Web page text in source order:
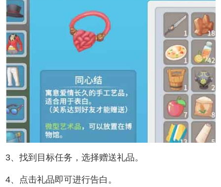
3、找到目标任务，选择赠送礼品。
4、点击礼品即可进行告白。